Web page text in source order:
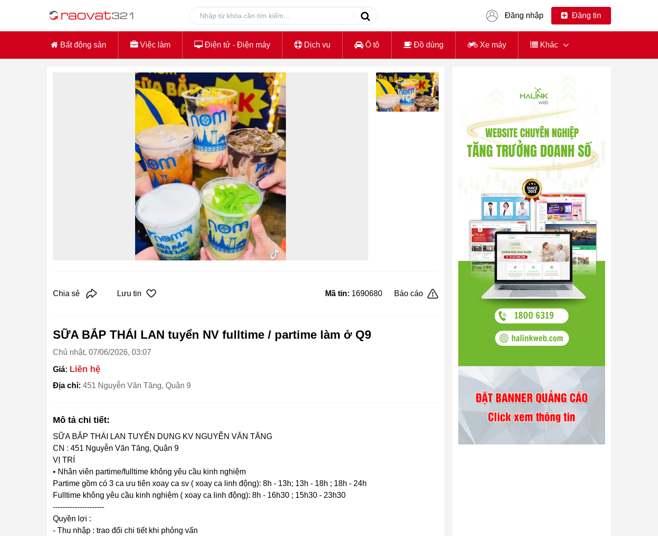
Đăng nhập Đăng tin
Bất động sản Việc làm Điện tử - Điện máy Dịch vụ Ô tô Đồ dùng Xe máy Khác
Chia sẻ Lưu tin Mã tin: 1690680 Báo cáo
SỮA BẮP THÁI LAN tuyển NV fulltime / partime làm ở Q9
Chủ nhật, 07/06/2026, 03:07
Giá: Liên hệ
Địa chỉ: 451 Nguyễn Văn Tăng, Quận 9
Mô tả chi tiết:
SỮA BẮP THÁI LAN TUYỂN DỤNG KV NGUYỄN VĂN TĂNG
CN : 451 Nguyễn Văn Tăng, Quận 9
VỊ TRÍ
• Nhân viên partime/fulltime không yêu cầu kinh nghiệm
Partime gồm có 3 ca ưu tiên xoay ca sv ( xoay ca linh động): 8h - 13h; 13h - 18h ; 18h - 24h
Fulltime không yêu cầu kinh nghiệm ( xoay ca linh động): 8h - 16h30 ; 15h30 - 23h30
---------------------
Quyền lợi :
- Thu nhập : trao đổi chi tiết khi phỏng vấn